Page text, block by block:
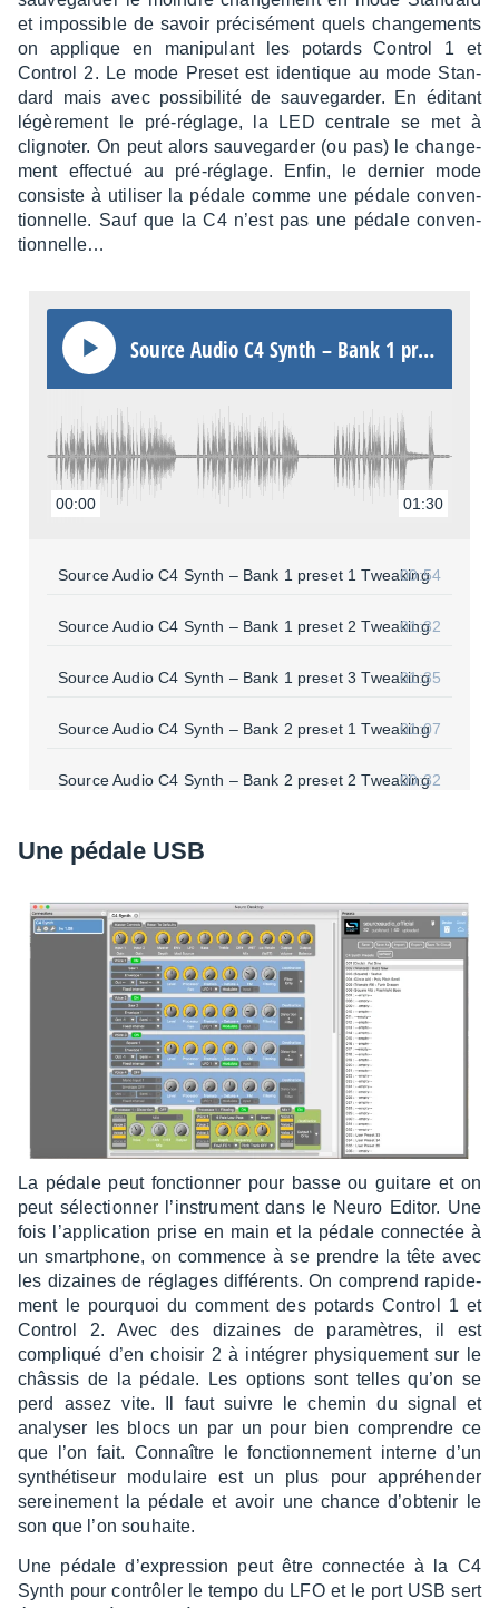
et impos­sible de savoir préci­sé­ment quels chan­ge­ments
on applique en mani­pu­lant les potards Control 1 et
Control 2. Le mode Preset est iden­tique au mode Stan­
dard mais avec possi­bi­lité de sauve­gar­der. En éditant
légè­re­ment le pré-réglage, la LED centrale se met à
cligno­ter. On peut alors sauve­gar­der (ou pas) le chan­ge­
ment effec­tué au pré-réglage. Enfin, le dernier mode
consiste à utili­ser la pédale comme une pédale conven­
tion­nelle. Sauf que la C4 n’est pas une pédale conven­
tion­nel­le…
Source Audio C4 Synth – Bank 1 preset 1 Twea­king
00:00 01:30
Source Audio C4 Synth – Bank 1 preset 1 Twea­king
00:54
Source Audio C4 Synth – Bank 1 preset 2 Twea­king
01:32
Source Audio C4 Synth – Bank 1 preset 3 Twea­king
01:35
Source Audio C4 Synth – Bank 2 preset 1 Twea­king
01:07
Source Audio C4 Synth – Bank 2 preset 2 Twea­king
00:32
Une pédale USB
La pédale peut fonc­tion­ner pour basse ou guitare et on
peut sélec­tion­ner l’ins­tru­ment dans le Neuro Editor. Une
fois l’ap­pli­ca­tion prise en main et la pédale connec­tée à
un smart­phone, on commence à se prendre la tête avec
les dizaines de réglages diffé­rents. On comprend rapi­de­
ment le pourquoi du comment des potards Control 1 et
Control 2. Avec des dizaines de para­mètres, il est
compliqué d’en choi­sir 2 à inté­grer physique­ment sur le
châs­sis de la pédale. Les options sont telles qu’on se
perd assez vite. Il faut suivre le chemin du signal et
analy­ser les blocs un par un pour bien comprendre ce
que l’on fait. Connaître le fonc­tion­ne­ment interne d’un
synthé­ti­seur modu­laire est un plus pour appré­hen­der
serei­ne­ment la pédale et avoir une chance d’ob­te­nir le
son que l’on souhaite.
Une pédale d’ex­pres­sion peut être connec­tée à la C4
Synth pour contrô­ler le tempo du LFO et le port USB sert